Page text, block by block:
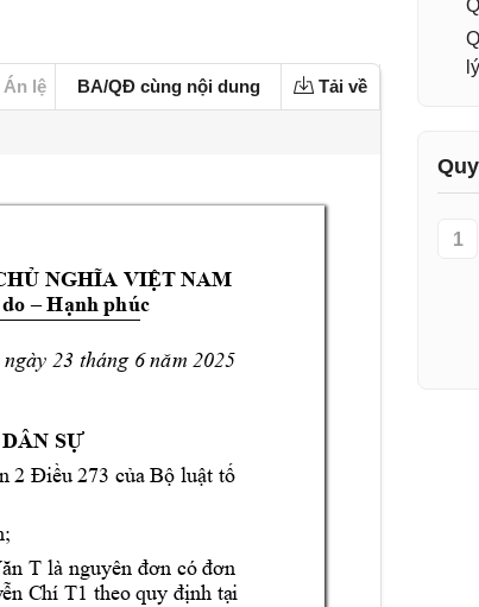
Án lệ BA/QĐ cùng nội dung Tải về
HỦ NGHĨA VIỆT NAM
– Hạnh phúc
ngày 23 tháng 6 năm 2025
ÂN SỰ
2 Điều 273 của Bộ luật tố
;
T là nguyên đơn có đơn
ễn Chí T1 theo quy định tại
1